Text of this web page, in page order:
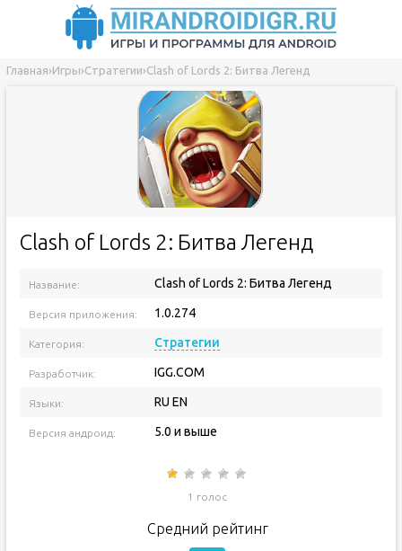
Главная›Игры›Стратегии›Clash of Lords 2: Битва Легенд
Clash of Lords 2: Битва Легенд
Название: Clash of Lords 2: Битва Легенд
Версия приложения: 1.0.274
Категория: Стратегии
Разработчик: IGG.COM
Языки: RU EN
Версия андроид: 5.0 и выше
1 голос
Средний рейтинг